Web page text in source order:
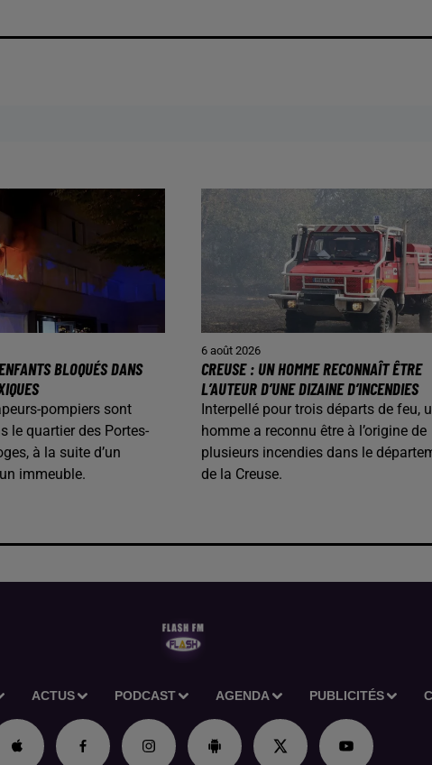
BLOQUÉS DANS
pompiers sont
le quartier des Portes-
à la suite d’un
immeuble.
6 août 2026
CREUSE : UN HOMME RECONNAÎT ÊTRE
L’AUTEUR D’UNE DIZAINE D’INCENDIES
Interpellé pour trois départs de feu,
homme a reconnu être à l’origine de
plusieurs incendies dans le
de la Creuse.
ACTUS PODCAST AGENDA PUBLICITÉS